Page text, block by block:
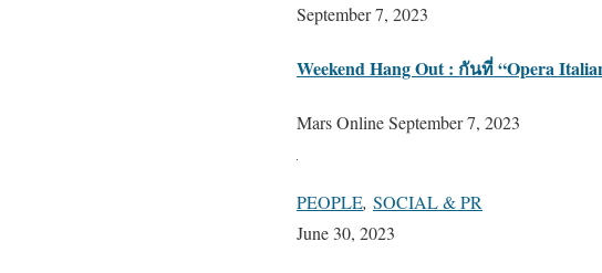
September 7, 2023
Weekend Hang Out : กันที่ “Opera
Mars OnlineSeptember 7, 2023
PEOPLE, SOCIAL & PR
June 30, 2023